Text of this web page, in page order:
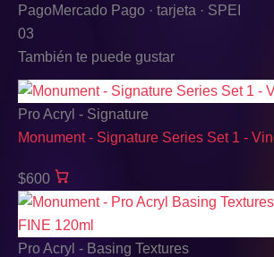
PagoMercado Pago · tarjeta · SPEI
03
También te puede gustar
Pro Acryl - Signature
Monument - Signature Series Set 1 -
$600
Pro Acryl - Basing Textures